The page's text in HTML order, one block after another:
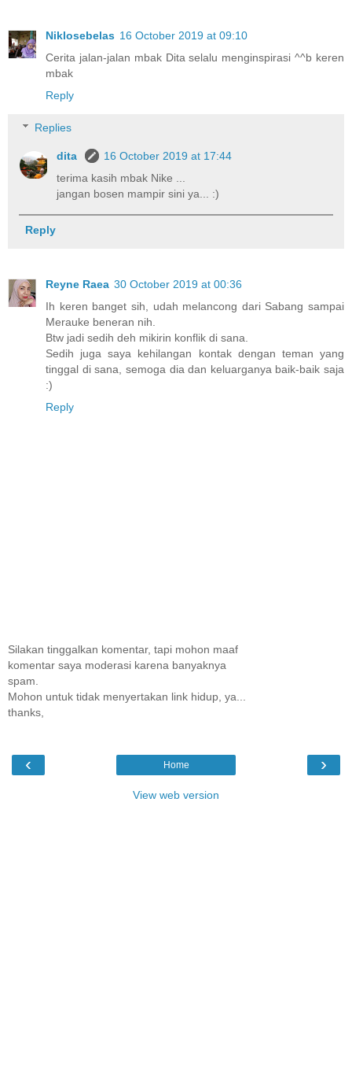
Niklosebelas 16 October 2019 at 09:10
Cerita jalan-jalan mbak Dita selalu menginspirasi ^^b keren
mbak
Reply
Replies
dita
16 October 2019 at 17:44
terima kasih mbak Nike ...
jangan bosen mampir sini ya... :)
Reply
Reyne Raea 30 October 2019 at 00:36
Ih keren banget sih, udah melancong dari Sabang sampai
Merauke beneran nih.
Btw jadi sedih deh mikirin konflik di sana.
Sedih juga saya kehilangan kontak dengan teman yang
tinggal di sana, semoga dia dan keluarganya baik-baik saja
:)
Reply
Silakan tinggalkan komentar, tapi mohon maaf
komentar saya moderasi karena banyaknya
spam.
Mohon untuk tidak menyertakan link hidup, ya...
thanks,
‹ ›
Home
View web version